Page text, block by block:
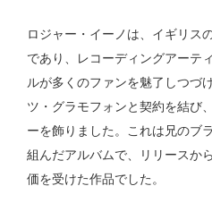
ロジャー・イーノは、イギリス
であり、レコーディングアーテ
ルが多くのファンを魅了しつづ
ツ・グラモフォンと契約を結び
ーを飾りました。これは兄のブ
組んだアルバムで、リリースか
価を受けた作品でした。